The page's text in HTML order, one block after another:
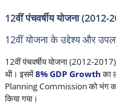
12वीं पंचवर्षीय योजना
12वीं योजना के उद्देश्य और
12वीं पंचवर्षीय योजना (2012-
थी। इसमें8% GDP Growthका
Planning Commission को भंग
किया गया।